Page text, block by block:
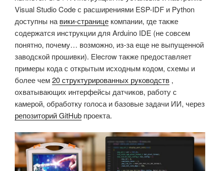
Visual Studio Code с расширениями ESP-IDF и Python
доступны на вики-странице компании, где также
содержатся инструкции для Arduino IDE (не совсем
понятно, почему… возможно, из-за еще не выпущенной
заводской прошивки). Elecrow также предоставляет
примеры кода с открытым исходным кодом, схемы и
более чем20 структурированных руководств ,
охватывающих интерфейсы датчиков, работу с
камерой, обработку голоса и базовые задачи ИИ, через
репозиторий GitHub проекта.